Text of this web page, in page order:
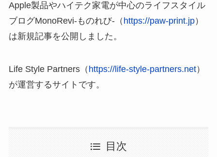
Apple製品やハイテク家電が中心のライフスタイル
ブログMonoRevi-ものれび-（ https://paw-print.jp）
は新規記事を公開しました。
Life Style Partners（ https://life-style-partners.net）
が運営するサイトです。
目次